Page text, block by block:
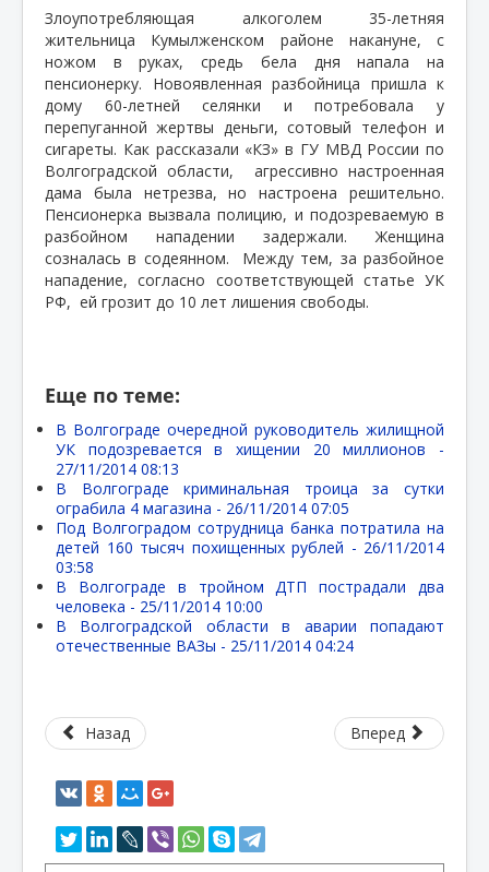
Злоупотребляющая алкоголем 35-летняя
жительница Кумылженском районе накануне, с
ножом в руках, средь бела дня напала на
пенсионерку. Новоявленная разбойница пришла к
дому 60-летней селянки и потребовала у
перепуганной жертвы деньги, сотовый телефон и
сигареты. Как рассказали «КЗ» в ГУ МВД России по
Волгоградской области,
агрессивно настроенная
дама была нетрезва, но настроена решительно.
Пенсионерка вызвала полицию, и подозреваемую в
разбойном нападении задержали. Женщина
созналась в содеянном.
Между тем, за разбойное
нападение, согласно соответствующей статье УК
РФ, ей грозит до 10 лет лишения свободы.
Еще по теме:
В Волгограде очередной руководитель жилищной
УК подозревается в хищении 20 миллионов -
27/11/2014 08:13
В Волгограде криминальная троица за сутки
ограбила 4 магазина - 26/11/2014 07:05
Под Волгоградом сотрудница банка потратила на
детей 160 тысяч похищенных рублей - 26/11/2014
03:58
В Волгограде в тройном ДТП пострадали два
человека - 25/11/2014 10:00
В Волгоградской области в аварии попадают
отечественные ВАЗы - 25/11/2014 04:24
Назад Вперед